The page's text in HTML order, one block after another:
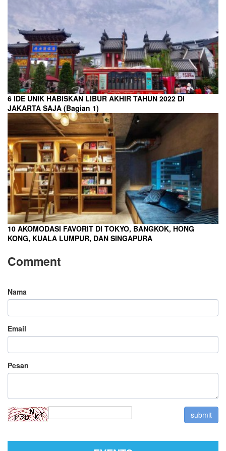
6 IDE UNIK HABISKAN LIBUR AKHIR TAHUN 2022 DI
JAKARTA SAJA (Bagian 1)
10 AKOMODASI FAVORIT DI TOKYO, BANGKOK, HONG
KONG, KUALA LUMPUR, DAN SINGAPURA
Comment
Nama
Email
Pesan